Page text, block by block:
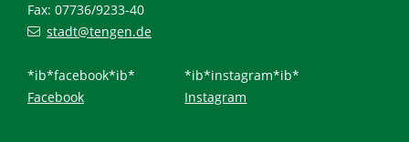
Fax: 07736/9233-40
stadt@tengen.de
*ib*facebook*ib*
Facebook
*ib*instagram*ib*
Instagram